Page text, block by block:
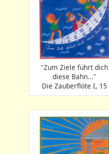
"Zum Ziele führt dich
diese Bahn..."
Die Zauberflöte I, 15